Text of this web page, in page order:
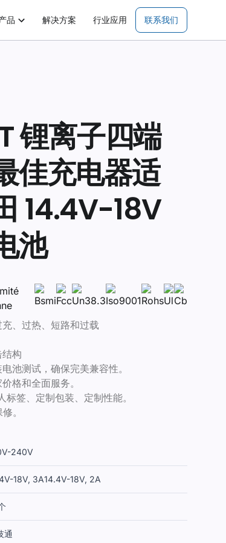
品 解决方案 行业应用 联系我们
锂离子四端
佳充电器适
14.4V-18V
池
、过热、短路和过载
构
池测试，确保完美兼容性。
格和全面服务。
签、定制包装、定制性能。
。
240V
18V, 3A14.4V-18V, 2A
通